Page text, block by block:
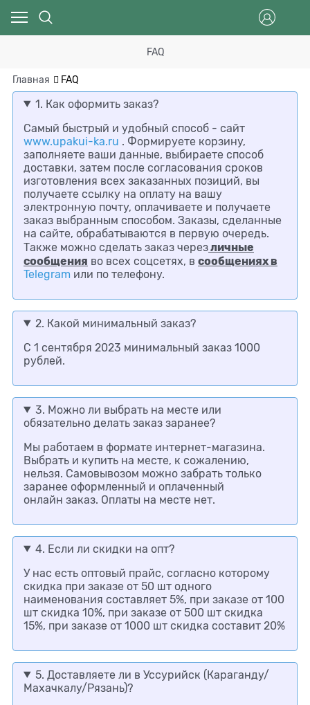
FAQ
Главная FAQ
1. Как оформить заказ?
Самый быстрый и удобный способ - сайт
www.upakui-ka.ru . Формируете корзину,
заполняете ваши данные, выбираете способ
доставки, затем после согласования сроков
изготовления всех заказанных позиций, вы
получаете ссылку на оплату на вашу
электронную почту, оплачиваете и получаете
заказ выбранным способом. Заказы, сделанные
на сайте, обрабатываются в первую очередь.
Также можно сделать заказ черезличные
сообщения во всех соцсетях, в сообщениях в
Telegram или по телефону.
2. Какой минимальный заказ?
С 1 сентября 2023 минимальный заказ 1000
рублей.
3. Можно ли выбрать на месте или
обязательно делать заказ заранее?
Мы работаем в формате интернет-магазина.
Выбрать и купить на месте, к сожалению,
нельзя. Самовывозом можно забрать только
заранее оформленный и оплаченный
онлайн заказ. Оплаты на месте нет.
4. Если ли скидки на опт?
У нас есть оптовый прайс, согласно которому
скидка при заказе от 50 шт одного
наименования составляет 5%, при заказе от 100
шт скидка 10%, при заказе от 500 шт скидка
15%, при заказе от 1000 шт скидка составит 20%
5. Доставляете ли в Уссурийск (Караганду/
Махачкалу/Рязань)?